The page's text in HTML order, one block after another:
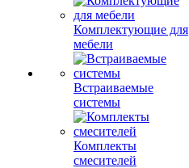
Комплектующие для
мебели
Встраиваемые
системы
Комплекты
смесителей